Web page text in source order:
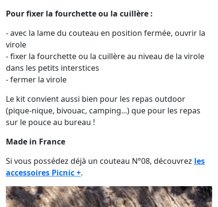
Pour fixer la fourchette ou la cuillère :
- avec la lame du couteau en position fermée, ouvrir la
virole
- fixer la fourchette ou la cuillère au niveau de la virole
dans les petits interstices
- fermer la virole
Le kit convient aussi bien pour les repas outdoor
(pique-nique, bivouac, camping...) que pour les repas
sur le pouce au bureau !
Made in France
Si vous possédez déjà un couteau N°08, découvrez les
accessoires Picnic +.